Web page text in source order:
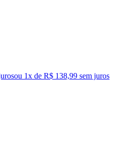
ou 1x de R$ 138,99 sem juros